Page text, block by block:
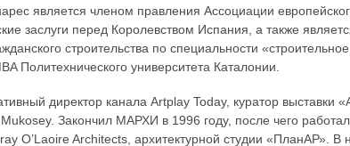
является членом правления Ассоциации
заслуги перед Королевством Испания, а также
строительства по специальности
Политехнического университета Каталонии.
директор канала Artplay Today, куратор выставки
Mukosey. Закончил МАРХИ в 1996 году, после чего
O’Laoire Architects, архитектурной студии «ПланАР».